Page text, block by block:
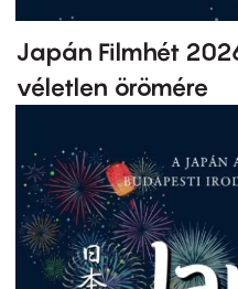
Japán Filmhét
véletlen örömére